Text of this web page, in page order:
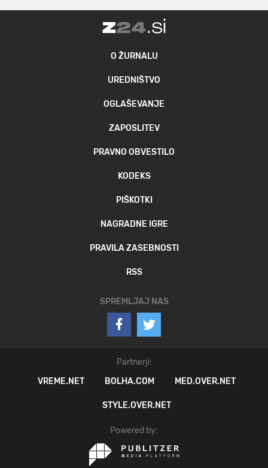
O ŽURNALU
UREDNIŠTVO
OGLAŠEVANJE
ZAPOSLITEV
PRAVNO OBVESTILO
KODEKS
PIŠKOTKI
NAGRADNE IGRE
PRAVILA ZASEBNOSTI
RSS
SPREMLJAJ NAS
Partnerji:
VREME.NET
BOLHA.COM MED.OVER.NET
STYLE.OVER.NET
Powered by: